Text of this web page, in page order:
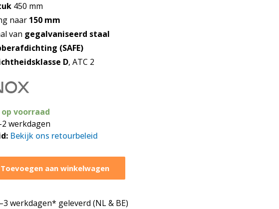
450 mm
naar 150 mm
van gegalvaniseerd staal
(SAFE)
D, ATC 2
op voorraad
2 werkdagen
Bekijk ons retourbeleid
Toevoegen aan winkelwagen
werkdagen* geleverd (NL & BE)